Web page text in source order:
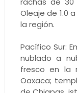
Oleaje de 1.0
la región.
Pacífico Sur:
nublado a
fresco en la
Oaxaca;